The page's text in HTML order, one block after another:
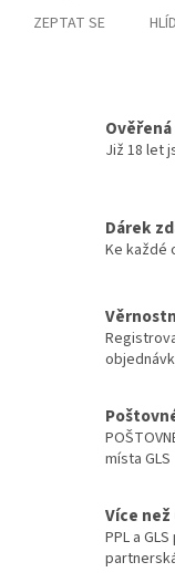
ZEPTAT SE
Již 18 let
Dárek
Ke každé
místa GLS
Více
PPL a